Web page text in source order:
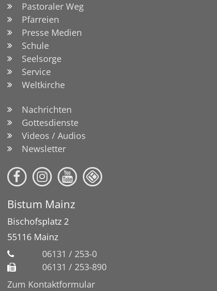
Pastoraler Weg
Pfarreien
Presse Medien
Schule
Seelsorge
Service
Weltkirche
Nachrichten
Gottesdienste
Videos / Audios
Newsletter
Bistum Mainz
Bischofsplatz 2
55116 Mainz
06131 / 253-0
06131 / 253-890
Zum Kontaktformular